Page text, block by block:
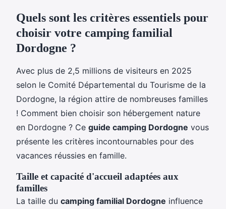
Quels sont les critères essentiels pour
choisir votre camping familial
Dordogne ?
Avec plus de 2,5 millions de visiteurs en 2025
selon le Comité Départemental du Tourisme de la
Dordogne, la région attire de nombreuses familles
! Comment bien choisir son hébergement nature
en Dordogne ? Ce guide camping Dordogne vous
présente les critères incontournables pour des
vacances réussies en famille.
Taille et capacité d'accueil adaptées aux
familles
La taille du camping familial Dordogne influence